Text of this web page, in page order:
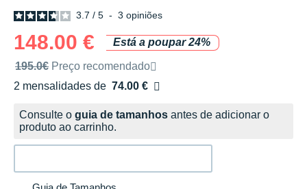
3.7 / 5 - 3 opiniões
148.00 €
Está a poupar 24%
Preço de venda recomendado pela marca
195.0€ Preço recomendado
2 mensalidades de 74.00 €
sem custos
Consulte o guia de tamanhos antes de adicionar o
produto ao carrinho.